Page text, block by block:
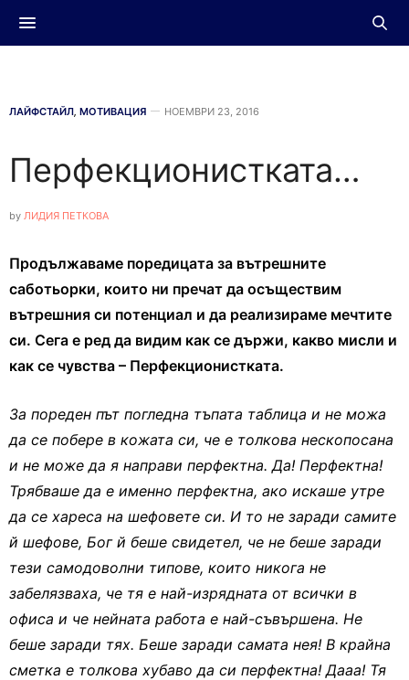
ЛАЙФСТАЙЛ, МОТИВАЦИЯ НОЕМВРИ 23, 2016
Перфекционистката…
by ЛИДИЯ ПЕТКОВА
Продължаваме поредицата за вътрешните
саботьорки, които ни пречат да осъществим
вътрешния си потенциал и да реализираме мечтите
си. Сега е ред да видим как се държи, какво мисли и
как се чувства – Перфекционистката.
За пореден път погледна тъпата таблица и не можа
да се побере в кожата си, че е толкова нескопосана
и не може да я направи перфектна. Да! Перфектна!
Трябваше да е именно перфектна, ако искаше утре
да се хареса на шефовете си. И то не заради самите
й шефове, Бог й беше свидетел, че не беше заради
тези самодоволни типове, които никога не
забелязваха, че тя е най-изрядната от всички в
офиса и че нейната работа е най-съвършена. Не
беше заради тях. Беше заради самата нея! В крайна
сметка е толкова хубаво да си перфектна! Дааа! Тя